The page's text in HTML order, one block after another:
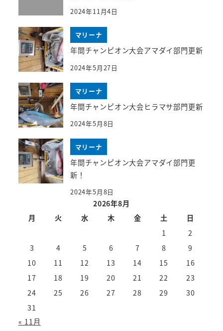
2024年11月4日
マリーナ
年間チャンピオン大会アマダイ部門更新
2024年5月27日
マリーナ
年間チャンピオン大会ヒラマサ部門更新
2024年5月8日
マリーナ
年間チャンピオン大会アマダイ部門更
新！
2024年5月8日
2026年8月
月
火 水 木 金 土
日
1
2
3
4 5 6 7 8
9
10
11 12 13 14 15
16
17
18 19 20 21 22
23
24
25 26 27 28 29
30
31
« 11月